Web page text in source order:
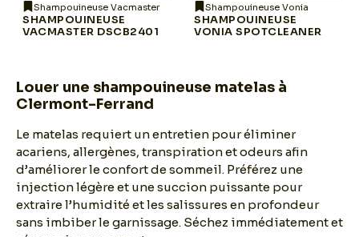
Shampouineuse Vacmaster
SHAMPOUINEUSE
VACMASTER DSCB2401
Shampouineuse Vonia
SHAMPOUINEUSE
VONIA SPOTCLEANER
Louer une shampouineuse matelas à
Clermont-Ferrand
Le matelas requiert un entretien pour éliminer
acariens, allergènes, transpiration et odeurs afin
d’améliorer le confort de sommeil. Préférez une
injection légère et une succion puissante pour
extraire l’humidité et les salissures en profondeur
sans imbiber le garnissage. Séchez immédiatement et